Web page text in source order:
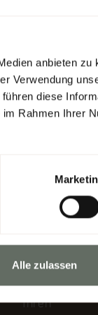
anbieten zu
Verwendung
diese
Rahmen Ihrer
Alle zulassen
Bademantel &
für
Ihren